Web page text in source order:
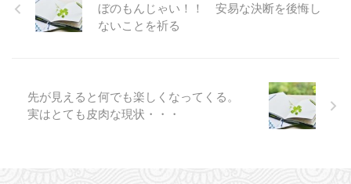
ぼのもんじゃい！！ 安易な決断を後悔し
ないことを祈る
先が見えると何でも楽しくなってくる。
実はとても皮肉な現状・・・